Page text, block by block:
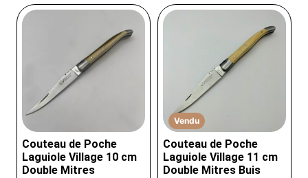
Couteau de Poche
Laguiole Village 10 cm
Double Mitres
Vendu
Couteau de Poche
Laguiole Village 11 cm
Double Mitres Buis